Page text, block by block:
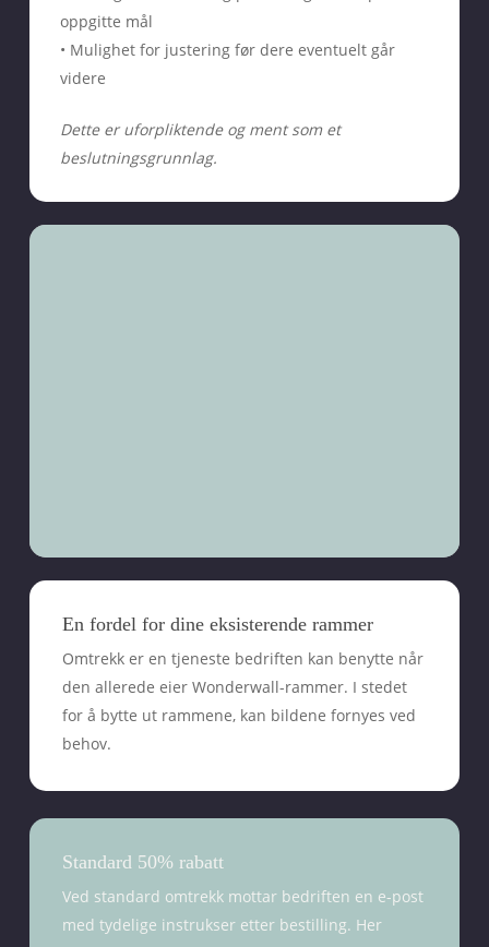
oppgitte mål
• Mulighet for justering før dere eventuelt går
videre
Dette er uforpliktende og ment som et
beslutningsgrunnlag.
En fordel for dine eksisterende rammer
Omtrekk er en tjeneste bedriften kan benytte når
den allerede eier Wonderwall-rammer. I stedet
for å bytte ut rammene, kan bildene fornyes ved
behov.
Standard 50% rabatt
Ved standard omtrekk mottar bedriften en e-post
med tydelige instrukser etter bestilling. Her